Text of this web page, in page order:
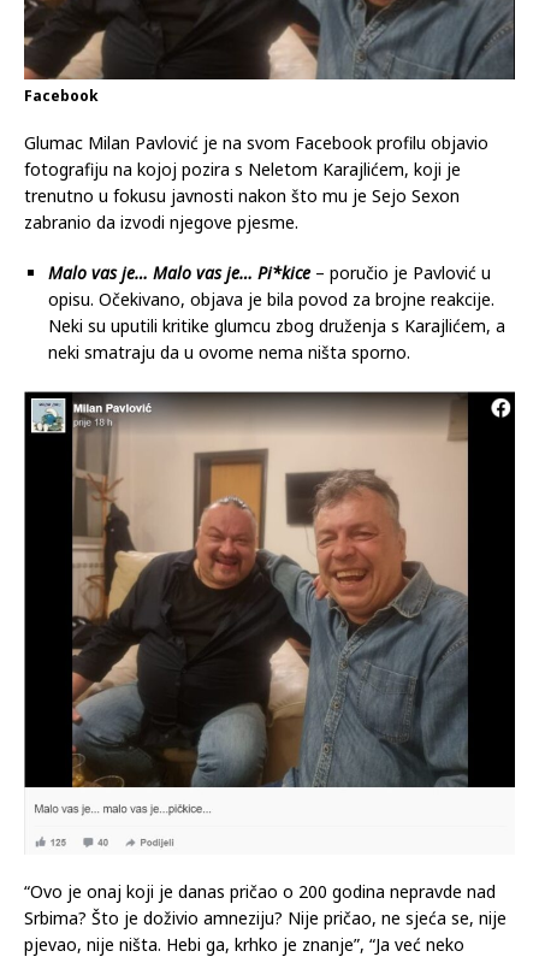
Facebook
Glumac Milan Pavlović je na svom Facebook profilu objavio
fotografiju na kojoj pozira s Neletom Karajlićem, koji je
trenutno u fokusu javnosti nakon što mu je Sejo Sexon
zabranio da izvodi njegove pjesme.
Malo vas je… Malo vas je… Pi*kice – poručio je Pavlović u
opisu. Očekivano, objava je bila povod za brojne reakcije.
Neki su uputili kritike glumcu zbog druženja s Karajlićem, a
neki smatraju da u ovome nema ništa sporno.
“Ovo je onaj koji je danas pričao o 200 godina nepravde nad
Srbima? Što je doživio amneziju? Nije pričao, ne sjeća se, nije
pjevao, nije ništa. Hebi ga, krhko je znanje”, “Ja već neko